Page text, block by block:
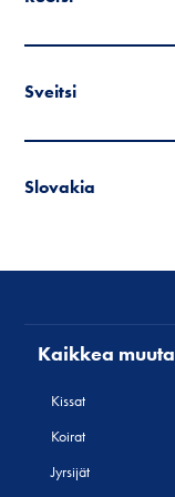
Sveitsi
Slovakia
Kaikkea muuta
Kissat
Koirat
Jyrsijät